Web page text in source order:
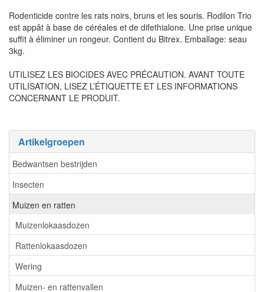
Artikelgroepen
Bedwantsen bestrijden
Insecten
Muizen en ratten
Muizenlokaasdozen
Rattenlokaasdozen
Wering
Muizen- en rattenvallen
Rodenticide contre les rats noirs, bruns et les souris. Rodilon Trio
est appât à base de céréales et de difethialone. Une prise unique
suffit à éliminer un rongeur. Contient du Bitrex. Emballage: seau
3kg.
UTILISEZ LES BIOCIDES AVEC PRÉCAUTION. AVANT TOUTE
UTILISATION, LISEZ L’ÉTIQUETTE ET LES INFORMATIONS
CONCERNANT LE PRODUIT.